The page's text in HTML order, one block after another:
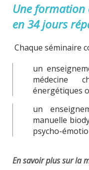
Une formation
en 34 jours
Chaque séminaire
un
médecine
énergétiques
un
manuelle
psycho-
En savoir plus sur la